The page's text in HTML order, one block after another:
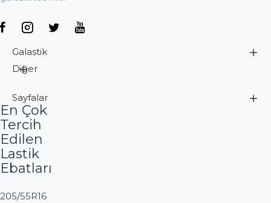
Galastik
Diğer
Sayfalar
En Çok
Tercih
Edilen
Lastik
Ebatları
205/55R16